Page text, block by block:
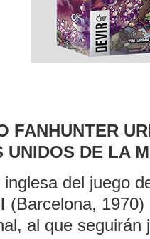
FANHUNTER
UNIDOS DE LA
inglesa del juego
(Barcelona,
al que